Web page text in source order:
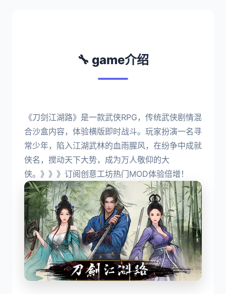
🔧 game介绍
《刀剑江湖路》是一款武侠RPG，传统武侠剧情混
合沙盒内容，体验横版即时战斗。玩家扮演一名寻
常少年，陷入江湖武林的血雨腥风，在纷争中成就
侠名，搅动天下大势，成为万人敬仰的大
侠。》》》订阅创意工坊热门MOD体验倍增！